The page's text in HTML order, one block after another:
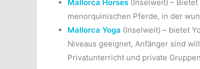
Mallorca Horses (Inselweit) –
menorquinischen Pferde, in der
Mallorca Yoga (Inselweit) – bietet
Niveaus geeignet, Anfänger sind
Privatunterricht und private